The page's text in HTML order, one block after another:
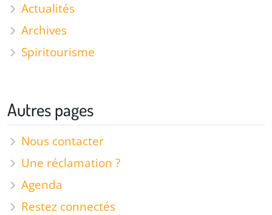
Actualités
Archives
Spiritourisme
Autres pages
Nous contacter
Une réclamation ?
Agenda
Restez connectés